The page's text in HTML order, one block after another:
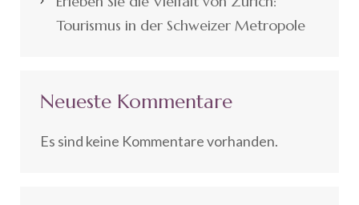
Tourismus in der Schweizer Metropole
Neueste Kommentare
Es sind keine Kommentare vorhanden.